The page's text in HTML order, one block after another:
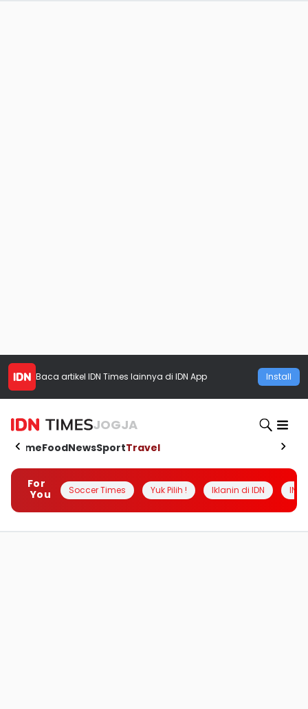
Baca artikel IDN Times lainnya di IDN App Install
JOGJA
HomeFoodNewsSportTravel
For
You
Soccer Times Yuk Pilih ! Iklanin di IDN